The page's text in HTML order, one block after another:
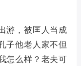
游，被匡人当成
子他老人家不但
怎么样？老夫可